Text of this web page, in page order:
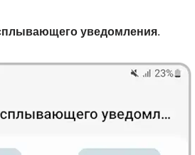
уведомления.